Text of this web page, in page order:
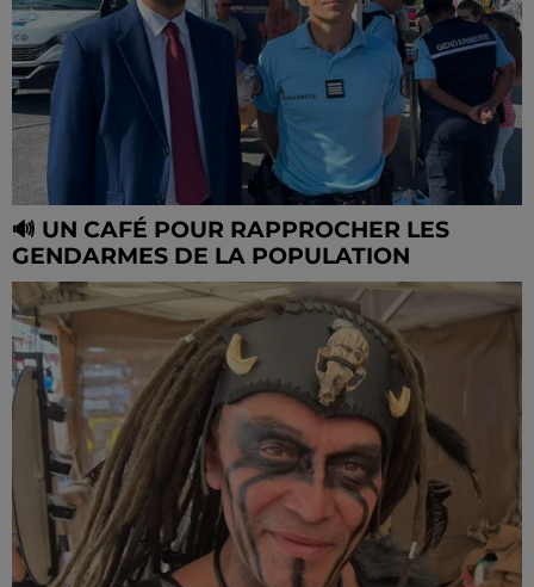
🔊 UN CAFÉ POUR RAPPROCHER LES
GENDARMES DE LA POPULATION